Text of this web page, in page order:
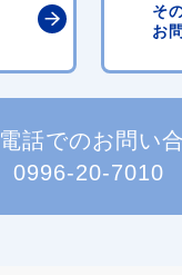
そ
お
電話でのお問い
0996-20-7010